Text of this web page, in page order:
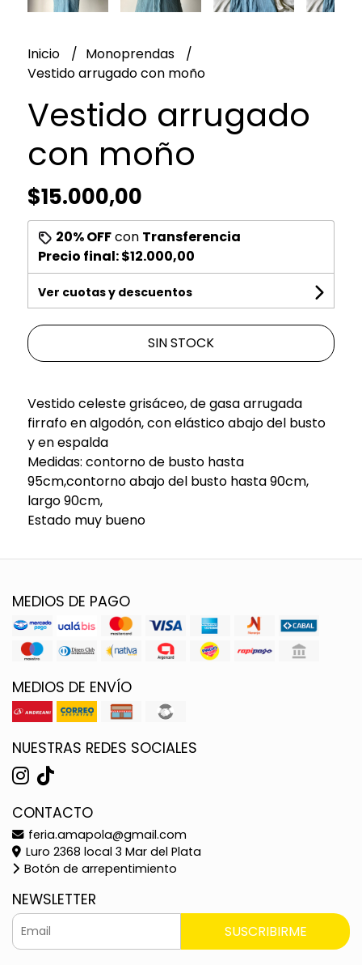
Inicio
Monoprendas
Vestido arrugado con moño
Vestido arrugado
con moño
$15.000,00
20% OFFcon Transferencia
Precio final:$12.000,00
Ver cuotas y descuentos
SIN STOCK
Vestido celeste grisáceo, de gasa arrugada
firrafo en algodón, con elástico abajo del busto
y en espalda
Medidas: contorno de busto hasta
95cm,contorno abajo del busto hasta 90cm,
largo 90cm,
Estado muy bueno
MEDIOS DE PAGO
MEDIOS DE ENVÍO
NUESTRAS REDES SOCIALES
CONTACTO
feria.amapola@gmail.com
Luro 2368 local 3 Mar del Plata
Botón de arrepentimiento
NEWSLETTER
SUSCRIBIRME